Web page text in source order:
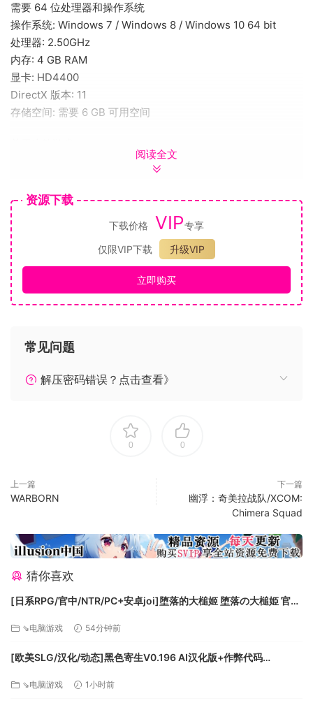
需要 64 位处理器和操作系统
操作系统: Windows 7 / Windows 8 / Windows 10 64 bit
处理器: 2.50GHz
内存: 4 GB RAM
显卡: HD4400
DirectX 版本: 11
存储空间: 需要 6 GB 可用空间
人”，还将以不同的处世立场——或善、或恶、或中庸——投身
于纷繁复杂的江湖之中。
你不仅可以拜访世界各地的武林门派，学习种类繁多的功法绝
艺；还可以与人义结金兰，或结下血海深仇；不仅可以兴建自
己的村庄，经营各种产业；还可以与自己的挚爱生儿育女，缘
定三生；直到你终于面对太吾氏的宿敌，决定世界的命运！
未知的江湖
游戏都会是一次崭新的冒险。
你能够从十五个风格迥异的武林门派中，学习到上千种功法绝
从几乎任何NPC身上，学习到上百种中华传统技艺。
融合多种玩法
如充满随机冲突的Roguelike要素；
阅读全文
资源下载
下载价格 VIP专享
仅限VIP下载
升级VIP
立即购买
常见问题
解压密码错误？点击查看》
0 0
上一篇
WARBORN
下一篇
幽浮：奇美拉战队/XCOM:
Chimera Squad
猜你喜欢
[日系RPG/官中/NTR/PC+安卓joi]堕落的大槌姬 堕落の大槌姫 官方
⇘电脑游戏 54分钟前
[欧美SLG/汉化/动态]黑色寄生V0.196 AI汉化版+作弊代码
⇘电脑游戏 1小时前